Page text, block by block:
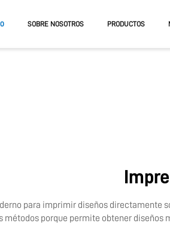
SOBRE NOSOTROS PRODUCTOS
para imprimir diseños
métodos porque permite obtener